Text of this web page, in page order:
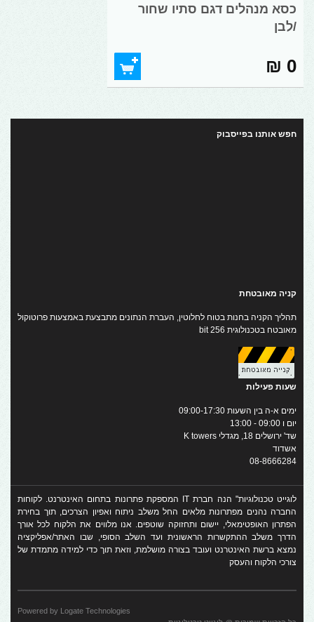
כסא מנהלים דגם סתיו שחור
/לבן
0 ₪
חפש אותנו בפייסבוק
קניה מאובטחת
תהליך הקניה בחנות בטוח לחלוטין, העברת הנתונים מתבצעת באמצעות פרוטוקול
מאובטח בטכנולוגית 256 bit
שעות פעילות
ימים א-ה בין השעות 09:00-17:30
יום ו 09:00 - 13:00
שד' ירושלים 18, מגדלי K towers
אשדוד
08-8666284
לוגייט טכנולוגיות" הנה חברת IT המספקת פתרונות בתחום האינטרנט. לקוחות
החברה נהנים מפתרונות מלאים החל משלב ניתוח ואפיון הצרכים, תוך בחירת
הפתרון האופטימאלי, יישום ותחזוקה שוטפים. אנו מלווים את הלקוח לכל אורך
הדרך משלב ההתקשרות הראשונית ועד השלב הסופי, שבו האתר/אפליקציה
נמצא ברשת האינטרנט ועובד בצורה מושלמת, וזאת תוך כדי למידה מתמדת של
צורכי הלקוח והעסק
Powered by Logate Technologies